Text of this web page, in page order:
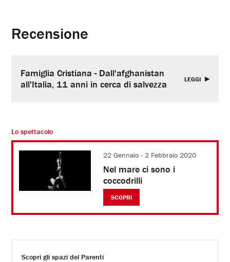
Recensione
Famiglia Cristiana - Dall'afghanistan
all'Italia, 11 anni in cerca di salvezza
LEGGI
Lo spettacolo
22 Gennaio - 2 Febbraio 2020
Nel mare ci sono i
coccodrilli
SCOPRI
Scopri gli spazi del Parenti